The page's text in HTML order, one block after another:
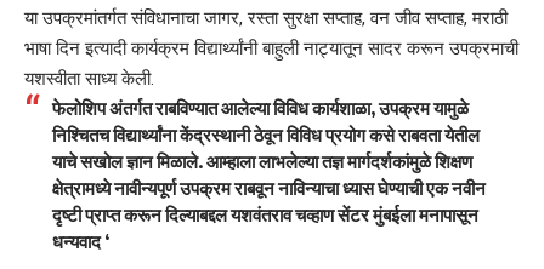
या उपक्रमांतर्गत संविधानाचा जागर, रस्ता सुरक्षा सप्ताह, वन जीव सप्ताह, मराठी
भाषा दिन इत्यादी कार्यक्रम विद्यार्थ्यांनी बाहुली नाट्यातून सादर करून उपक्रमाची
यशस्वीता साध्य केली.
फेलोशिप अंतर्गत राबविण्यात आलेल्या विविध कार्यशाळा, उपक्रम यामुळे
निश्चितच विद्यार्थ्यांना केंद्रस्थानी ठेवून विविध प्रयोग कसे राबवता येतील
याचे सखोल ज्ञान मिळाले. आम्हाला लाभलेल्या तज्ञ मार्गदर्शकांमुळे शिक्षण
क्षेत्रामध्ये नावीन्यपूर्ण उपक्रम राबवून नाविन्याचा ध्यास घेण्याची एक नवीन
दृष्टी प्राप्त करून दिल्याबद्दल यशवंतराव चव्हाण सेंटर मुंबईला मनापासून
धन्यवाद ‘